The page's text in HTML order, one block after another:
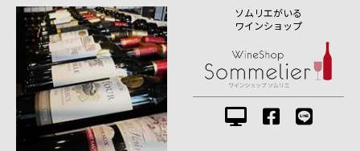
ソムリエがいる
ワインショップ